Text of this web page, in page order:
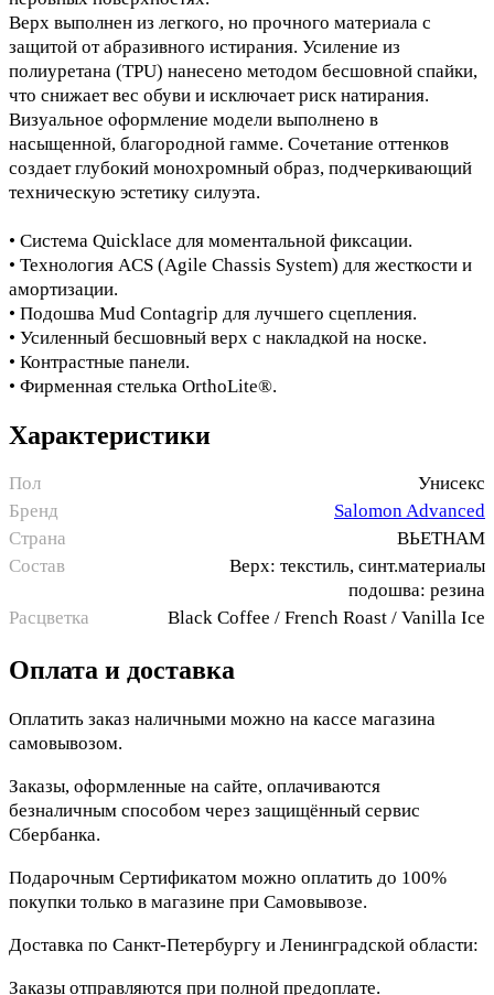
Верх выполнен из легкого, но прочного материала с
защитой от абразивного истирания. Усиление из
полиуретана (TPU) нанесено методом бесшовной спайки,
что снижает вес обуви и исключает риск натирания.
Визуальное оформление модели выполнено в
насыщенной, благородной гамме. Сочетание оттенков
создает глубокий монохромный образ, подчеркивающий
техническую эстетику силуэта.
• Система Quicklace для моментальной фиксации.
• Технология ACS (Agile Chassis System) для жесткости и
амортизации.
• Подошва Mud Contagrip для лучшего сцепления.
• Усиленный бесшовный верх с накладкой на носке.
• Контрастные панели.
• Фирменная стелька OrthoLite®.
Характеристики
Пол
Унисекс
Бренд
Salomon Advanced
Страна
ВЬЕТНАМ
Состав
Верх: текстиль, синт.материалы
подошва: резина
Расцветка
Black Coffee / French Roast / Vanilla Ice
Оплата и доставка
Оплатить заказ наличными можно на кассе магазина
самовывозом.
Заказы, оформленные на сайте, оплачиваются
безналичным способом через защищённый сервис
Сбербанка.
Подарочным Сертификатом можно оплатить до 100%
покупки только в магазине при Самовывозе.
Доставка по Санкт-Петербургу и Ленинградской области:
Заказы отправляются при полной предоплате.